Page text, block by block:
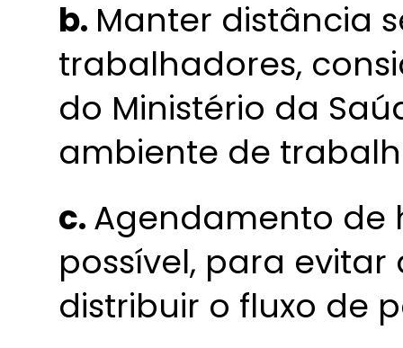
b. Manter distância
trabalhadores,
do Ministério da
ambiente de
c.Agendamento de
possível, para
distribuir o fluxo de